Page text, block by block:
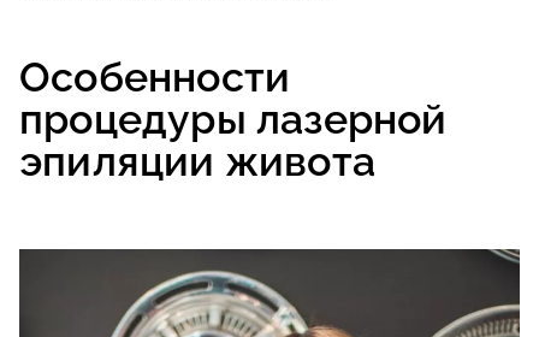
Особенности
процедуры лазерной
эпиляции живота